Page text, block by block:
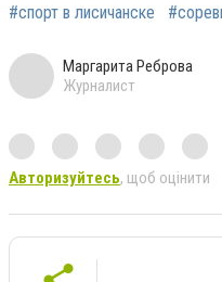
#спорт в лисичанске
Маргарита Реброва
Журналист
Авторизуйтесь, щоб оцінити